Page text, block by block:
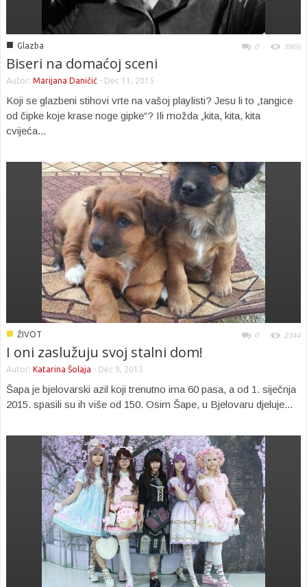
■ Glazba 0 9966
Biseri na domaćoj sceni
Autor: Marijana Daničić - Dec 11, 2015
Koji se glazbeni stihovi vrte na vašoj playlisti? Jesu li to „tangice
od čipke koje krase noge gipke“? Ili možda „kita, kita, kita
cvijeća...
■ ŽIVOT 0 2344
I oni zaslužuju svoj stalni dom!
Autor: Katarina Šolaja - Dec 9, 2015
Šapa je bjelovarski azil koji trenutno ima 60 pasa, a od 1. siječnja
2015. spasili su ih više od 150. Osim Šape, u Bjelovaru djeluje...